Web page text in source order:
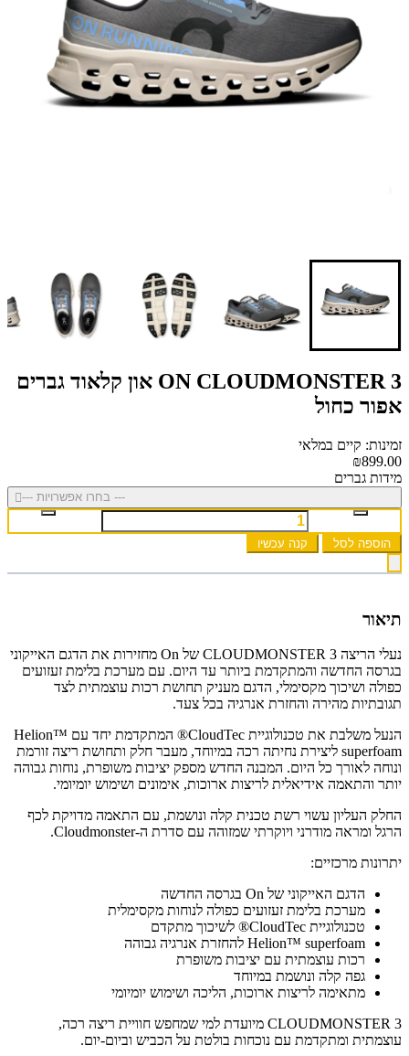
ON CLOUDMONSTER 3 און קלאוד גברים
אפור כחול
זמינות: קיים במלאי
₪899.00
מידות גברים
--- בחרו אפשרויות ---
הוספה לסל קנה עכשיו
תיאור
נעלי הריצה CLOUDMONSTER 3 של On מחזירות את הדגם האייקוני
בגרסה החדשה והמתקדמת ביותר עד היום. עם מערכת בלימת זעזועים
כפולה ושיכוך מקסימלי, הדגם מעניק תחושת רכות עוצמתית לצד
תגובתיות מהירה והחזרת אנרגיה בכל צעד.
הנעל משלבת את טכנולוגיית CloudTec® המתקדמת יחד עם Helion™
superfoam ליצירת נחיתה רכה במיוחד, מעבר חלק ותחושת ריצה זורמת
ונוחה לאורך כל היום. המבנה החדש מספק יציבות משופרת, נוחות גבוהה
יותר והתאמה אידיאלית לריצות ארוכות, אימונים ושימוש יומיומי.
החלק העליון עשוי רשת טכנית קלה ונושמת, עם התאמה מדויקת לכף
הרגל ומראה מודרני ויוקרתי שמזוהה עם סדרת ה-Cloudmonster.
יתרונות מרכזיים:
הדגם האייקוני של On בגרסה החדשה
מערכת בלימת זעזועים כפולה לנוחות מקסימלית
טכנולוגיית CloudTec® לשיכוך מתקדם
Helion™ superfoam להחזרת אנרגיה גבוהה
רכות עוצמתית עם יציבות משופרת
גפה קלה ונושמת במיוחד
מתאימה לריצות ארוכות, הליכה ושימוש יומיומי
CLOUDMONSTER 3 מיועדת למי שמחפש חוויית ריצה רכה,
עוצמתית ומתקדמת עם נוכחות בולטת על הכביש וביום-יום.